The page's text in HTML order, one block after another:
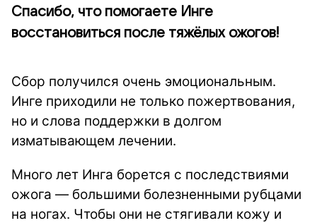
Спасибо, что помогаете Инге
восстановиться после тяжёлых ожогов!
Сбор получился очень эмоциональным.
Инге приходили не только пожертвования,
но и слова поддержки в долгом
изматывающем лечении.
Много лет Инга борется с последствиями
ожога — большими болезненными рубцами
на ногах. Чтобы они не стягивали кожу и